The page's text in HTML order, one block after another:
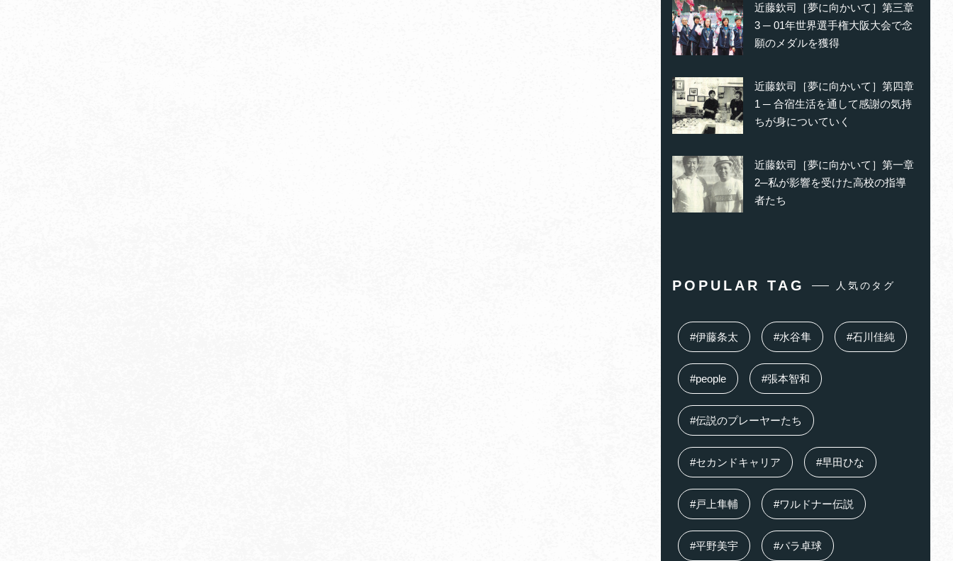
近藤欽司［夢に向かいて］第三章
3 ─ 01年世界選手権大阪大会で念
願のメダルを獲得
近藤欽司［夢に向かいて］第四章
1 ─ 合宿生活を通して感謝の気持
ちが身についていく
近藤欽司［夢に向かいて］第一章
2─私が影響を受けた高校の指導
者たち
POPULAR TAG 人気のタグ
#伊藤条太 #水谷隼 #石川佳純
#people #張本智和
#伝説のプレーヤーたち
#セカンドキャリア #早田ひな
#戸上隼輔 #ワルドナー伝説
#平野美宇 #パラ卓球